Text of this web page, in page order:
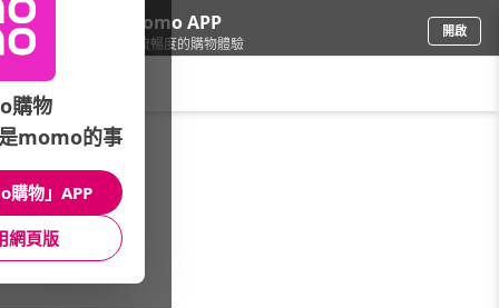
下載momo APP
給你3倍流暢度的購物體驗
開啟
生鮮/冷凍食品/館長推薦
館長推薦 月銷量
購物
momo的事
購物」APP
網頁版